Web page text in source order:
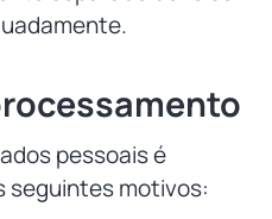
pessoais é
seguintes motivos: